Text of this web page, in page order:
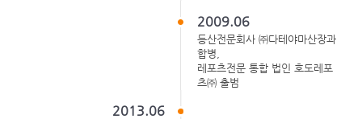
2009.06
등산전문회사 ㈜다테야마산장과
합병,
레포츠전문 통합 법인 호도레포
츠㈜ 출범
2013.06